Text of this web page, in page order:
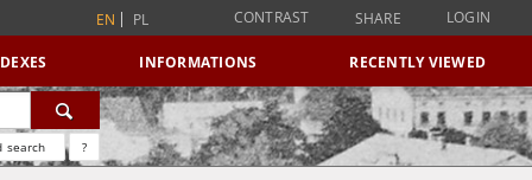
EN PL CONTRAST SHARE LOGIN
INFORMATIONS RECENTLY VIEWED
search ?